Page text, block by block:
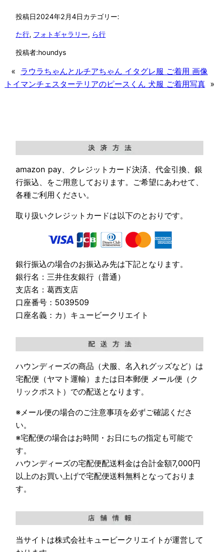
投稿日2024年2月4日カテゴリー:
た行, フォトギャラリー, ら行
投稿者:houndys
« ラウラちゃんとルチアちゃん イタグレ服 ご着用 画像
トイマンチェスターテリアのピースくん 犬服 ご着用写真 »
amazon pay、クレジットカード決済、代金引換、銀
行振込、をご用意しております。ご希望にあわせて、
各種ご利用ください。
取り扱いクレジットカードは以下のとおりです。
銀行振込の場合のお振込み先は下記となります。
銀行名：三井住友銀行（普通）
支店名：葛西支店
口座番号：5039509
口座名義：カ）キュービークリエイト
ハウンディーズの商品（犬服、名入れグッズなど）は
宅配便（ヤマト運輸）または日本郵便 メール便（ク
リックポスト）での配送となります。
※メール便の場合のご注意事項を必ずご確認くださ
い。
※宅配便の場合はお時間・お日にちの指定も可能で
す。
ハウンディーズの宅配便配送料金は合計金額7,000円
以上のお買い上げで宅配便送料無料となっておりま
す。
当サイトは株式会社キュービークリエイトが運営して